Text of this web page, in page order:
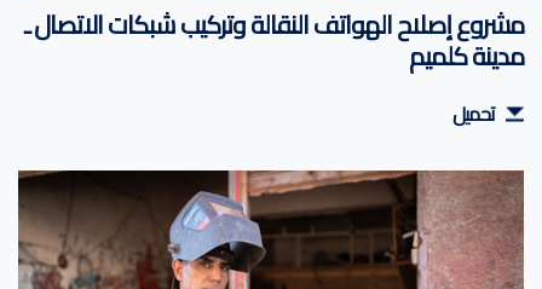
مشروع إصلاح الهواتف النقالة وتركيب شبكات الاتصال ـ
مدينة كلميم
تحميل